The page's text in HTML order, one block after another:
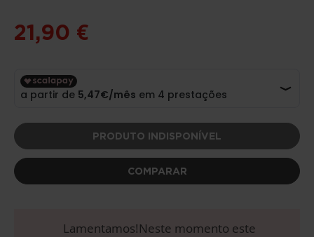
21,90 €
PRODUTO INDISPONÍVEL
COMPARAR
Lamentamos!Neste momento este